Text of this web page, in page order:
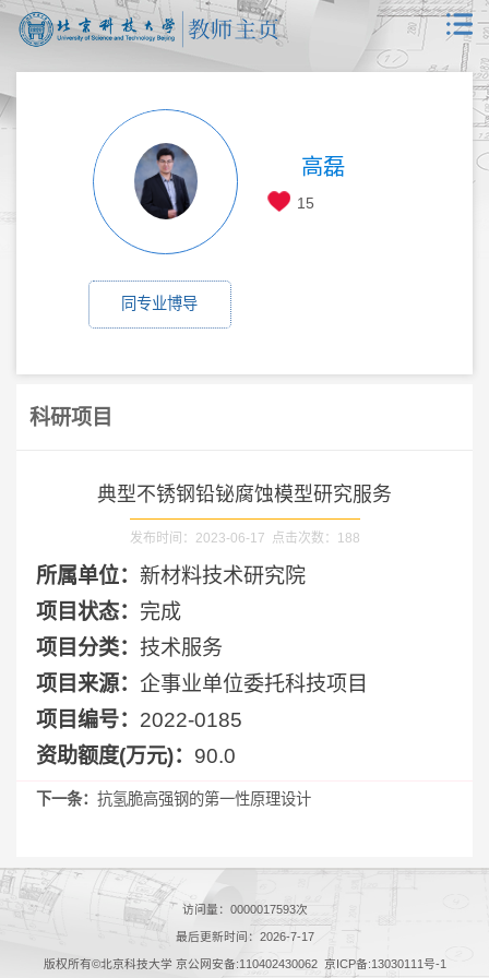
高磊
15
同专业博导
科研项目
典型不锈钢铅铋腐蚀模型研究服务
发布时间：2023-06-17 点击次数： 188
所属单位： 新材料技术研究院
项目状态： 完成
项目分类： 技术服务
项目来源： 企事业单位委托科技项目
项目编号： 2022-0185
资助额度(万元)： 90.0
下一条： 抗氢脆高强钢的第一性原理设计
访问量： 0000017593次
最后更新时间： 2026-7-17
版权所有©北京科技大学 京公网安备:110402430062 京ICP备:13030111号-1